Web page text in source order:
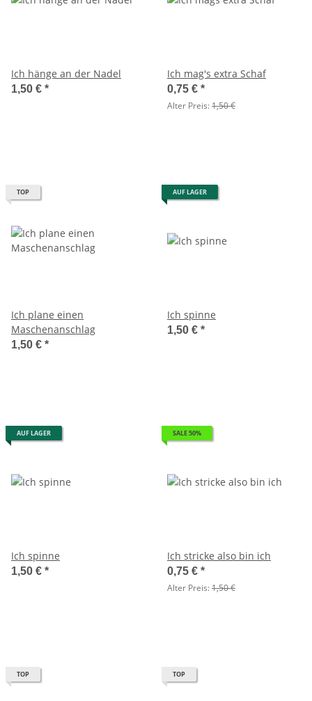
Ich hänge an der Nadel
1,50 € *
Ich mag's extra Schaf
0,75 € *
Alter Preis:1,50 €
TOP
Ich plane einen
Maschenanschlag
1,50 € *
AUF LAGER
Ich spinne
1,50 € *
AUF LAGER
Ich spinne
1,50 € *
SALE 50%
Ich stricke also bin ich
0,75 € *
Alter Preis:1,50 €
TOP TOP